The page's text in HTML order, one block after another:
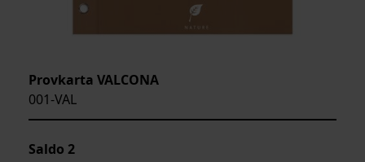
Provkarta VALCONA
001-VAL
Saldo 2